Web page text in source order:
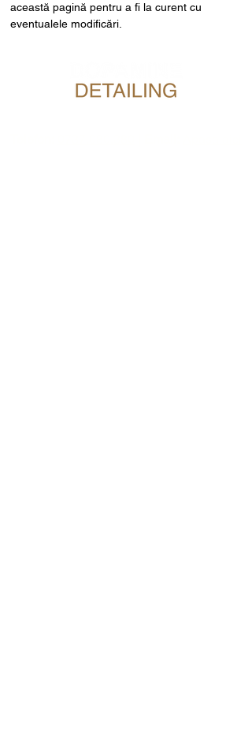
această pagină pentru a fi la curent cu
eventualele modificări.